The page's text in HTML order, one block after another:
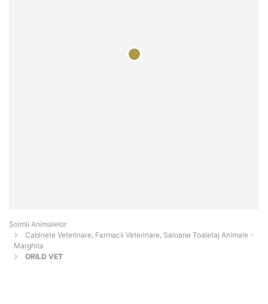
Şoimii Animalelor
Cabinete Veterinare, Farmacii Veterinare, Saloane Toaletaj Animale -
Marghita
ORILD VET